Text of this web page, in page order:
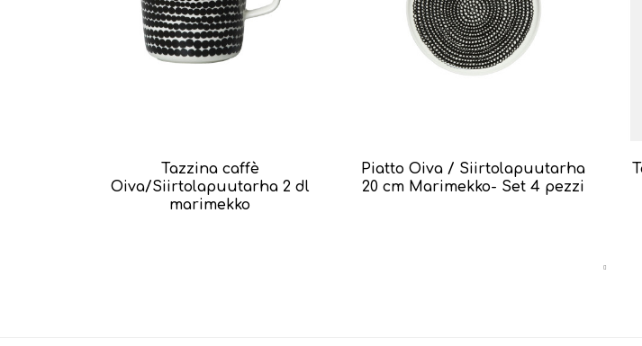
Tazzina caffè
Oiva/Siirtolapuutarha 2 dl
marimekko
Piatto Oiva / Siirtolapuutarha
20 cm Marimekko- Set 4 pezzi